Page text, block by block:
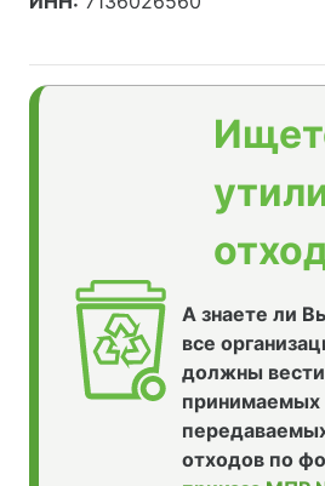
А знаете ли
все
должны
принимаемых
отходов по